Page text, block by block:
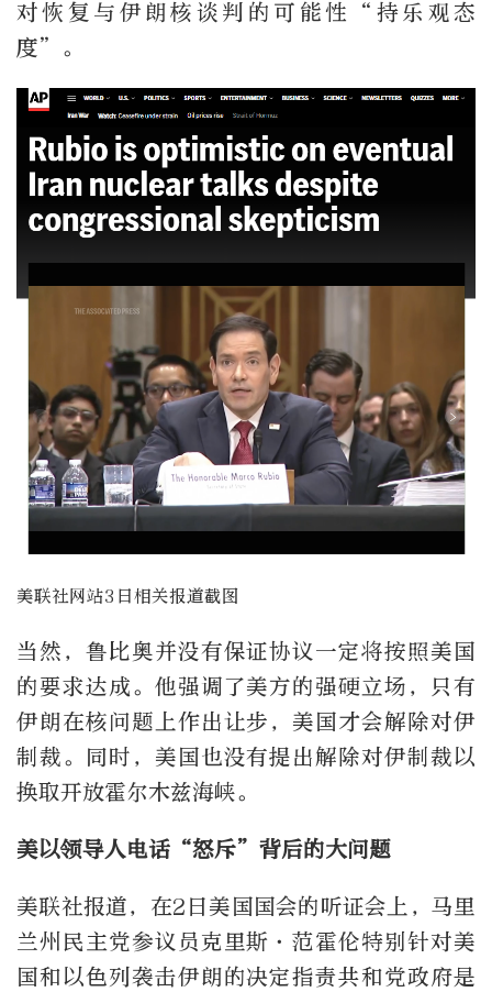
对恢复与伊朗核谈判的可能性“持乐观态
度”。
美联社网站3日相关报道截图
当然，鲁比奥并没有保证协议一定将按照美国
的要求达成。他强调了美方的强硬立场，只有
伊朗在核问题上作出让步，美国才会解除对伊
制裁。同时，美国也没有提出解除对伊制裁以
换取开放霍尔木兹海峡。
美以领导人电话“怒斥”背后的大问题
美联社报道，在2日美国国会的听证会上，马里
兰州民主党参议员克里斯·范霍伦特别针对美
国和以色列袭击伊朗的决定指责共和党政府是